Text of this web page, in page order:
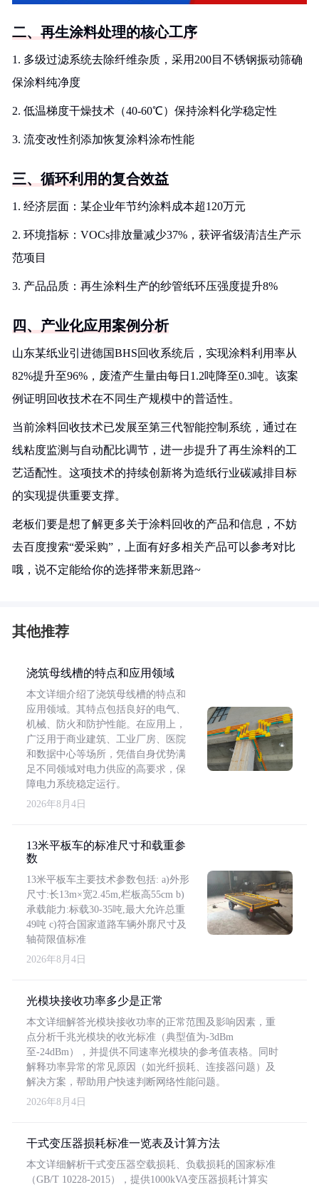
二、再生涂料处理的核心工序
1. 多级过滤系统去除纤维杂质，采用200目不锈钢振动筛确
保涂料纯净度
2. 低温梯度干燥技术（40-60℃）保持涂料化学稳定性
3. 流变改性剂添加恢复涂料涂布性能
三、循环利用的复合效益
1. 经济层面：某企业年节约涂料成本超120万元
2. 环境指标：VOCs排放量减少37%，获评省级清洁生产示
范项目
3. 产品品质：再生涂料生产的纱管纸环压强度提升8%
四、产业化应用案例分析
山东某纸业引进德国BHS回收系统后，实现涂料利用率从
82%提升至96%，废渣产生量由每日1.2吨降至0.3吨。该案
例证明回收技术在不同生产规模中的普适性。
当前涂料回收技术已发展至第三代智能控制系统，通过在
线粘度监测与自动配比调节，进一步提升了再生涂料的工
艺适配性。这项技术的持续创新将为造纸行业碳减排目标
的实现提供重要支撑。
老板们要是想了解更多关于涂料回收的产品和信息，不妨
去百度搜索“爱采购”，上面有好多相关产品可以参考对比
哦，说不定能给你的选择带来新思路~
其他推荐
浇筑母线槽的特点和应用领域
本文详细介绍了浇筑母线槽的特点和
应用领域。其特点包括良好的电气、
机械、防火和防护性能。在应用上，
广泛用于商业建筑、工业厂房、医院
和数据中心等场所，凭借自身优势满
足不同领域对电力供应的高要求，保
障电力系统稳定运行。
2026年8月4日
13米平板车的标准尺寸和载重参
数
13米平板车主要技术参数包括: a)外形
尺寸:长13m×宽2.45m,栏板高55cm b)
承载能力:标载30-35吨,最大允许总重
49吨 c)符合国家道路车辆外廓尺寸及
轴荷限值标准
2026年8月4日
光模块接收功率多少是正常
本文详细解答光模块接收功率的正常范围及影响因素，重
点分析千兆光模块的收光标准（典型值为-3dBm
至-24dBm），并提供不同速率光模块的参考值表格。同时
解释功率异常的常见原因（如光纤损耗、连接器问题）及
解决方案，帮助用户快速判断网络性能问题。
2026年8月4日
干式变压器损耗标准一览表及计算方法
本文详细解析干式变压器空载损耗、负载损耗的国家标准
（GB/T 10228-2015），提供1000kVA变压器损耗计算实